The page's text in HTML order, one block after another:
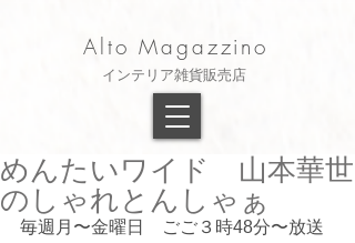
Alto Magazzino
​インテリア雑貨販売店
めんたいワイド 山本華世
のしゃれとんしゃぁ
毎週月〜金曜日　ごご３時48分〜放送